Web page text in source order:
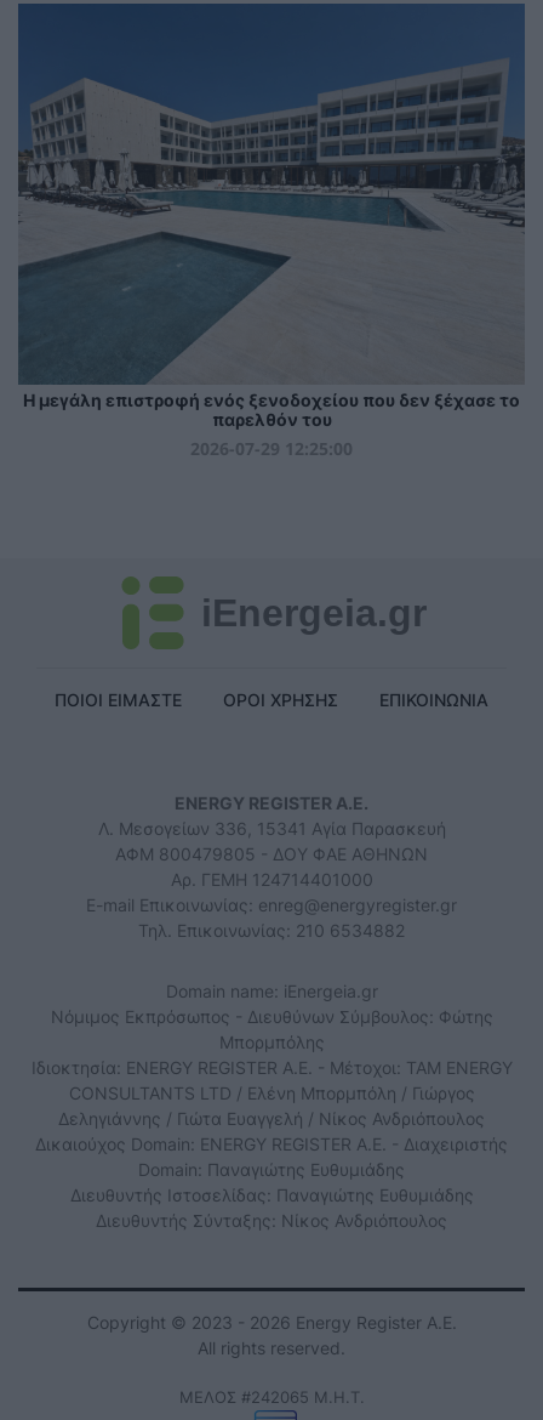
Η μεγάλη επιστροφή ενός ξενοδοχείου που δεν ξέχασε το
παρελθόν του
2026-07-29 12:25:00
iEnergeia.gr
ΠΟΙΟΙ ΕΙΜΑΣΤΕ ΟΡΟΙ ΧΡΗΣΗΣ ΕΠΙΚΟΙΝΩΝΙΑ
ENERGY REGISTER Α.Ε.
Λ. Μεσογείων 336, 15341 Αγία Παρασκευή
ΑΦΜ 800479805 - ΔΟΥ ΦΑΕ ΑΘΗΝΩΝ
Αρ. ΓΕΜΗ 124714401000
E-mail Επικοινωνίας: enreg@energyregister.gr
Τηλ. Επικοινωνίας: 210 6534882
Domain name: iEnergeia.gr
Νόμιμος Εκπρόσωπος - Διευθύνων Σύμβουλος: Φώτης
Μπορμπόλης
Ιδιοκτησία: ENERGY REGISTER Α.Ε. - Μέτοχοι: TAM ENERGY
CONSULTANTS LTD / Ελένη Μπορμπόλη / Γιώργος
Δεληγιάννης / Γιώτα Ευαγγελή / Νίκος Ανδριόπουλος
Δικαιούχος Domain: ENERGY REGISTER Α.Ε. - Διαχειριστής
Domain: Παναγιώτης Ευθυμιάδης
Διευθυντής Ιστοσελίδας: Παναγιώτης Ευθυμιάδης
Διευθυντής Σύνταξης: Νίκος Ανδριόπουλος
Copyright © 2023 - 2026 Energy Register Α.Ε.
All rights reserved.
ΜΕΛΟΣ #242065 Μ.Η.Τ.